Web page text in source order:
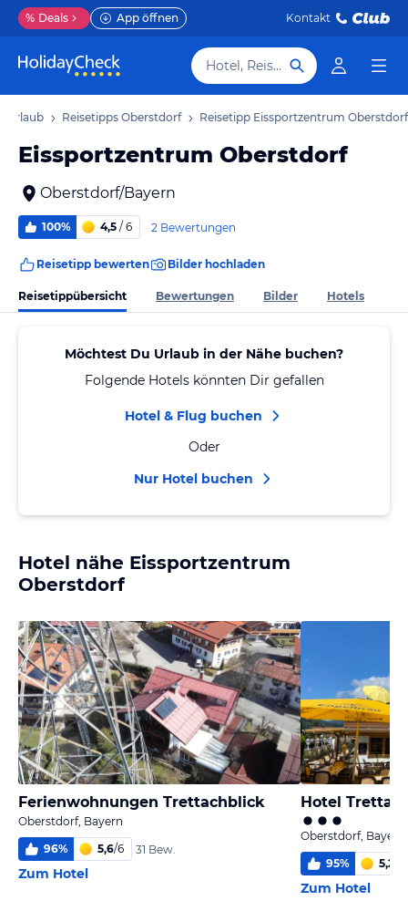
% Deals App öffnen Kontakt
Hotel, Reiseziel
Urlaub Reisetipps Oberstdorf Reisetipp Eissportzentrum Oberstdorf
Eissportzentrum Oberstdorf
Oberstdorf/Bayern
100% 4,5 / 6 2 Bewertungen
Reisetipp bewerten Bilder hochladen
Reisetippübersicht Bewertungen Bilder Hotels
Möchtest Du Urlaub in der Nähe buchen?
Folgende Hotels könnten Dir gefallen
Hotel & Flug buchen
Oder
Nur Hotel buchen
Hotel nähe Eissportzentrum
Oberstdorf
Ferienwohnungen Trettachblick
Oberstdorf, Bayern
96% 5,6/6 31 Bew.
Zum Hotel
Hotel
Oberstdorf, Bayern
95% 5,2
Zum Hotel